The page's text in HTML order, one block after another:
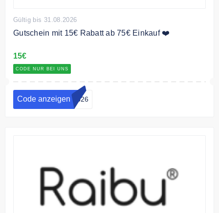
Gültig bis 31.08.2026
Gutschein mit 15€ Rabatt ab 75€ Einkauf ❤️
15€
CODE NUR BEI UNS
Code anzeigen 7526